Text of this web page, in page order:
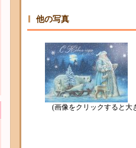
他の写真
(画像をクリックすると大